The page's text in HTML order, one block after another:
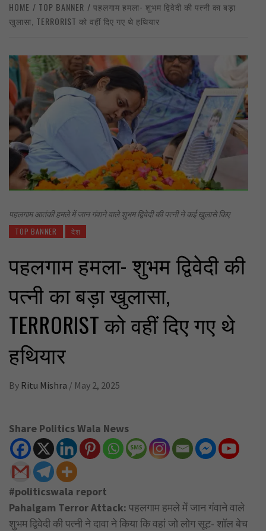
HOME TOP BANNER
पहलगाम हमला- शुभम द्विवेदी की पत्नी का बड़ा
खुलासा, TERRORIST को वहीं दिए गए थे हथियार
पहलगाम आतंकी हमले में जान गंवाने वाले शुभम द्विवेदी की पत्नी ने कई खुलासे किए
TOP BANNER देश
पहलगाम हमला- शुभम द्विवेदी की
पत्नी का बड़ा खुलासा,
TERRORIST को वहीं दिए गए थे
हथियार
By Ritu Mishra / May 2, 2025
Share Politics Wala News
#politicswala report
Pahalgam Terror Attack: पहलगाम हमले में जान गंवाने वाले
शुभम द्विवेदी की पत्नी ने दावा ने किया कि वहां जो लोग सूट- शॉल बेच